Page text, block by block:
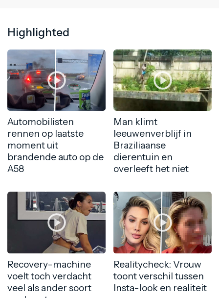
Highlighted
Automobilisten
rennen op laatste
moment uit
brandende auto op de
A58
Man klimt
leeuwenverblijf in
Braziliaanse
dierentuin en
overleeft het niet
Recovery-machine
voelt toch verdacht
veel als ander soort
Realitycheck: Vrouw
toont verschil tussen
Insta-look en realiteit